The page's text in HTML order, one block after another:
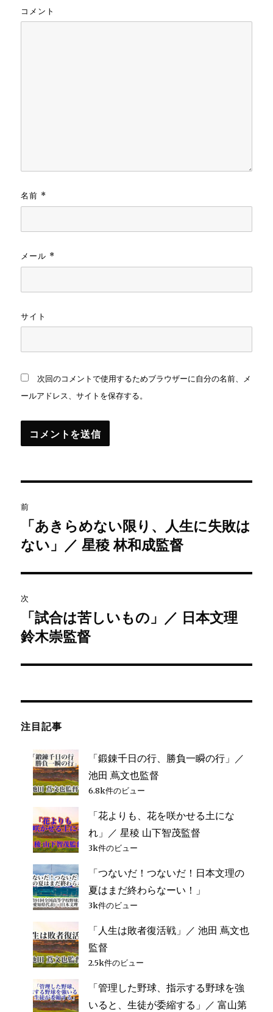
コメント
名前 *
メール *
サイト
次回のコメントで使用するためブラウザーに自分の名前、メ
ールアドレス、サイトを保存する。
稿
ナ
ビ
ゲ
ー
シ
ン
前
過
去
投
稿:
「あきらめない限り、人生に失敗は
ない」／ 星稜 林和成監督
次
次
の
稿:
「試合は苦しいもの」／ 日本文理
鈴木崇監督
注目記事
「鍛錬千日の行、勝負一瞬の行」／
池田 蔦文也監督
6.8k件のビュー
「花よりも、花を咲かせる土にな
れ」／ 星稜 山下智茂監督
3k件のビュー
「つないだ！つないだ！日本文理の
夏はまだ終わらなーい！」
3k件のビュー
「人生は敗者復活戦」／ 池田 蔦文也
監督
2.5k件のビュー
「管理した野球、指示する野球を強
いると、生徒が委縮する」／ 富山第